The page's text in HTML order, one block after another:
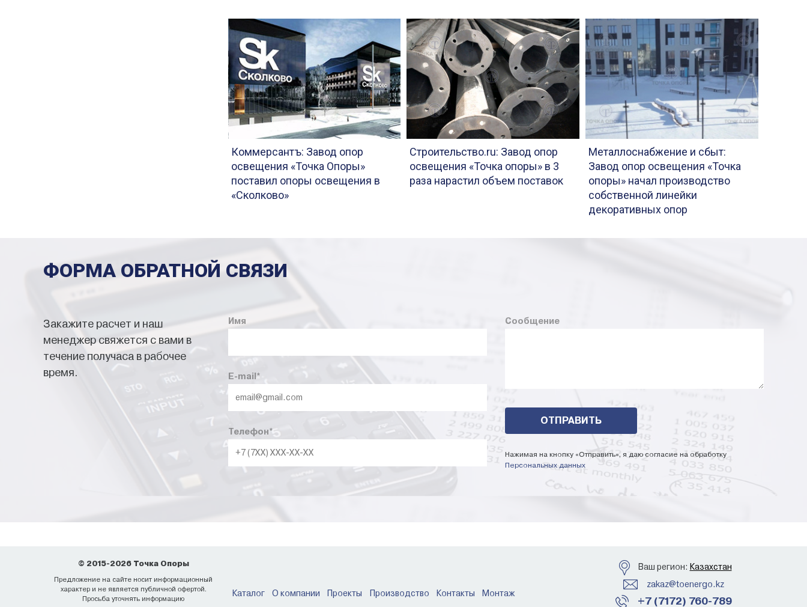
Коммерсантъ: Завод опор
освещения «Точка Опоры»
поставил опоры освещения в
«Сколково»
Строительство.ru: Завод опор
освещения «Точка опоры» в 3
раза нарастил объем поставок
Металлоснабжение и сбыт:
Завод опор освещения «Точка
опоры» начал производство
собственной линейки
декоративных опор
ФОРМА ОБРАТНОЙ СВЯЗИ
Закажите расчет и наш
менеджер свяжется с вами в
течение получаса в рабочее
время.
Имя
E-mail *
Телефон*
Сообщение
Нажимая на кнопку «Отправить», я даю согласие на обработку
Персональных данных
© 2015-2026 Точка Опоры
Предложение на сайте носит информационный
характер и не является публичной офертой.
Просьба уточнять информацию
Каталог О компании Проекты Производство Контакты Монтаж
Ваш регион: Казахстан
zakaz@toenergo.kz
+7 (7172) 760-789